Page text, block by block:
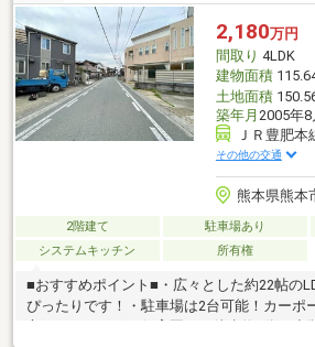
2,180万円
間取り 4LDK
建物面積
土地面積
築年月 2005年
ＪＲ豊肥
その他の交通
熊本県熊本
2階建て 駐車場あり
システムキッチン
所有権
■おすすめポイント■・広々とした約22帖の
ぴったりです！・駐車場は2台可能！カーポ